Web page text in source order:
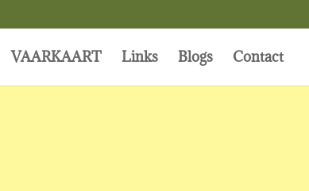
VAARKAART Links Blogs Contact